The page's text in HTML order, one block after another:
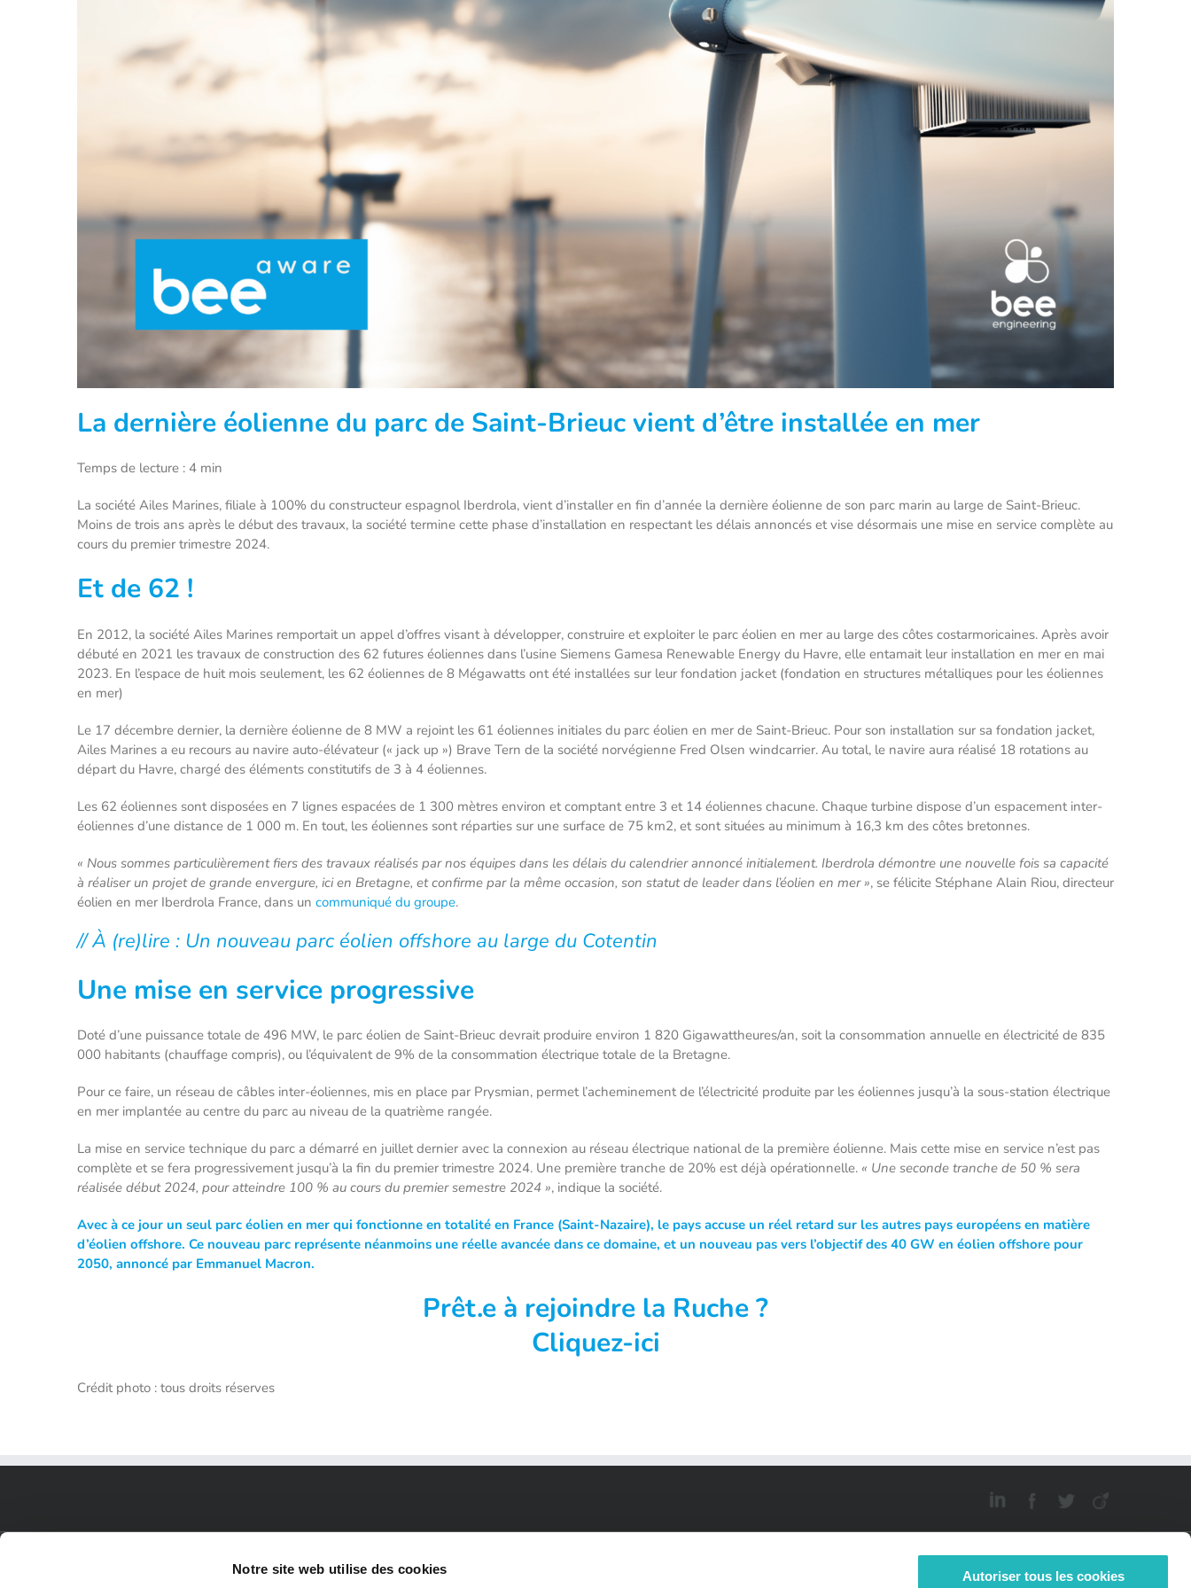
Notre site web utilise des cookies Autoriser tous les cookies
La dernière éolienne du parc de Saint-Brieuc vient d’être installée en mer
Temps de lecture : 4 min
La société Ailes Marines, filiale à 100% du constructeur espagnol Iberdrola, vient d’installer en fin d’année la dernière éolienne de son parc marin au large de Saint-Brieuc.
Moins de trois ans après le début des travaux, la société termine cette phase d’installation en respectant les délais annoncés et vise désormais une mise en service complète au
cours du premier trimestre 2024.
Et de 62 !
En 2012, la société Ailes Marines remportait un appel d’offres visant à développer, construire et exploiter le parc éolien en mer au large des côtes costarmoricaines. Après avoir
débuté en 2021 les travaux de construction des 62 futures éoliennes dans l’usine Siemens Gamesa Renewable Energy du Havre, elle entamait leur installation en mer en mai
2023. En l’espace de huit mois seulement, les 62 éoliennes de 8 Mégawatts ont été installées sur leur fondation jacket (fondation en structures métalliques pour les éoliennes
en mer)
Le 17 décembre dernier, la dernière éolienne de 8 MW a rejoint les 61 éoliennes initiales du parc éolien en mer de Saint-Brieuc. Pour son installation sur sa fondation jacket,
Ailes Marines a eu recours au navire auto-élévateur (« jack up ») Brave Tern de la société norvégienne Fred Olsen windcarrier. Au total, le navire aura réalisé 18 rotations au
départ du Havre, chargé des éléments constitutifs de 3 à 4 éoliennes.
Les 62 éoliennes sont disposées en 7 lignes espacées de 1 300 mètres environ et comptant entre 3 et 14 éoliennes chacune. Chaque turbine dispose d’un espacement inter-
éoliennes d’une distance de 1 000 m. En tout, les éoliennes sont réparties sur une surface de 75 km2, et sont situées au minimum à 16,3 km des côtes bretonnes.
« Nous sommes particulièrement fiers des travaux réalisés par nos équipes dans les délais du calendrier annoncé initialement. Iberdrola démontre une nouvelle fois sa capacité
à réaliser un projet de grande envergure, ici en Bretagne, et confirme par la même occasion, son statut de leader dans l’éolien en mer », se félicite Stéphane Alain Riou, directeur
éolien en mer Iberdrola France, dans un communiqué du groupe.
// À (re)lire : Un nouveau parc éolien offshore au large du Cotentin
Une mise en service progressive
Doté d’une puissance totale de 496 MW, le parc éolien de Saint-Brieuc devrait produire environ 1 820 Gigawattheures/an, soit la consommation annuelle en électricité de 835
000 habitants (chauffage compris), ou l’équivalent de 9% de la consommation électrique totale de la Bretagne.
Pour ce faire, un réseau de câbles inter-éoliennes, mis en place par Prysmian, permet l’acheminement de l’électricité produite par les éoliennes jusqu’à la sous-station électrique
en mer implantée au centre du parc au niveau de la quatrième rangée.
La mise en service technique du parc a démarré en juillet dernier avec la connexion au réseau électrique national de la première éolienne. Mais cette mise en service n’est pas
complète et se fera progressivement jusqu’à la fin du premier trimestre 2024. Une première tranche de 20% est déjà opérationnelle. « Une seconde tranche de 50 % sera
réalisée début 2024, pour atteindre 100 % au cours du premier semestre 2024 », indique la société.
Avec à ce jour un seul parc éolien en mer qui fonctionne en totalité en France (Saint-Nazaire), le pays accuse un réel retard sur les autres pays européens en matière
d’éolien offshore. Ce nouveau parc représente néanmoins une réelle avancée dans ce domaine, et un nouveau pas vers l’objectif des 40 GW en éolien offshore pour
2050, annoncé par Emmanuel Macron.
Prêt.e à rejoindre la Ruche ?
Cliquez-ici
Crédit photo : tous droits réserves